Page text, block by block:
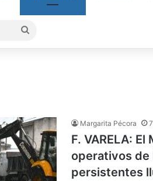
por
Margarita Pécora
F. VARELA:
operativos de
persistentes